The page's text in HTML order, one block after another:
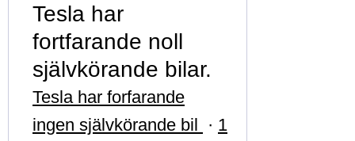
Tesla har
fortfarande noll
självkörande bilar.
Tesla har forfarande
ingen självkörande bil · 1